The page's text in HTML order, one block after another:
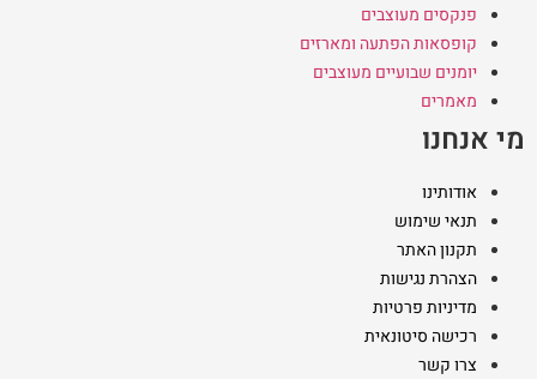
פנקסים מעוצבים
קופסאות הפתעה ומארזים
יומנים שבועיים מעוצבים
מאמרים
מי אנחנו
אודותינו
תנאי שימוש
תקנון האתר
הצהרת נגישות
מדיניות פרטיות
רכישה סיטונאית
צרו קשר